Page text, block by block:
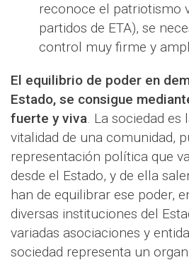
reconoce el patriotismo
partidos de ETA), se
control muy firme y
El equilibrio de poder en
Estado, se consigue
fuerte y viva. La sociedad es
vitalidad de una comunidad,
representación política que
desde el Estado, y de ella
han de equilibrar ese poder,
diversas instituciones del
variadas asociaciones y
sociedad representa un